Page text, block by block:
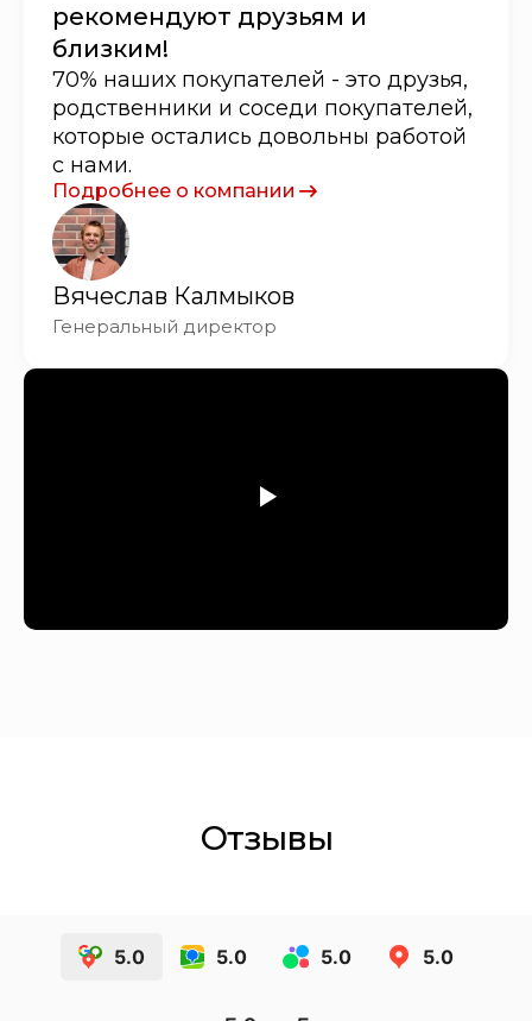
рекомендуют друзьям и
близким!
70% наших покупателей - это друзья,
родственники и соседи покупателей,
которые остались довольны работой
с нами.
Подробнее о компании
Вячеслав Калмыков
Генеральный директор
Отзывы
5.0 5.0 5.0 5.0